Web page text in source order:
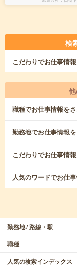
検
こだわりでお仕事情
職種でお仕事情報を
勤務地でお仕事情報
こだわりでお仕事情
人気のワードでお仕
勤務地 / 路線・駅
職種
人気の検索インデックス